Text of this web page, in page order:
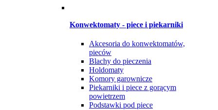
Konwektomaty - piece i piekarniki
Akcesoria do konwektomatów,
pieców
Blachy do pieczenia
Holdomaty
Komory garownicze
Piekarniki i piece z gorącym
powietrzem
Podstawki pod piece